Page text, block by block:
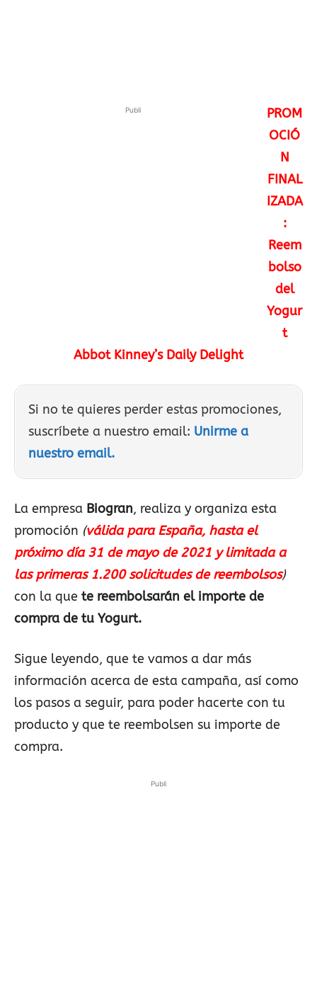
Publi
PROM
OCIÓ
N
FINAL
IZADA
:
Reem
bolso
del
Yogur
t
Abbot Kinney’s Daily Delight
Si no te quieres perder estas promociones,
suscríbete a nuestro email: Unirme a
nuestro email.
La empresa Biogran, realiza y organiza esta
promoción (válida para España, hasta el
próximo día 31 de mayo de 2021 y limitada a
las primeras 1.200 solicitudes de reembolsos)
con la que te reembolsarán el importe de
compra de tu Yogurt.
Sigue leyendo, que te vamos a dar más
información acerca de esta campaña, así como
los pasos a seguir, para poder hacerte con tu
producto y que te reembolsen su importe de
compra.
Publi